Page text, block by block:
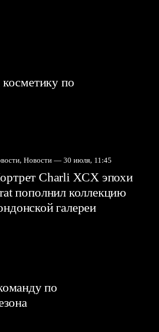
по
Новости — 30 июля, 11:45
Charli XCX эпохи
пополнил коллекцию
галереи
по